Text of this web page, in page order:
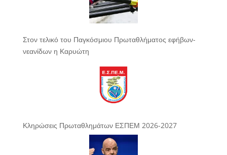
Στον τελικό του Παγκόσμιου Πρωταθλήματος εφήβων-
νεανίδων η Καρυώτη
Κληρώσεις Πρωταθλημάτων ΕΣΠΕΜ 2026-2027